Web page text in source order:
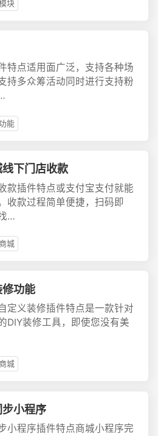
块
特点适用面广泛，支持各种场
持多众筹活动同时进行支持粉
能
下门店收款
款插件特点或支付宝支付就能
收款过程简单便捷，扫码即
…
城
功能
定义装修插件特点是一款针对
DIY装修工具，即使您没有美
城
小程序
小程序插件特点商城小程序完